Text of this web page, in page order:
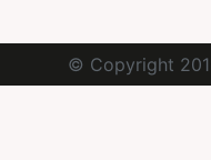
© Copyright